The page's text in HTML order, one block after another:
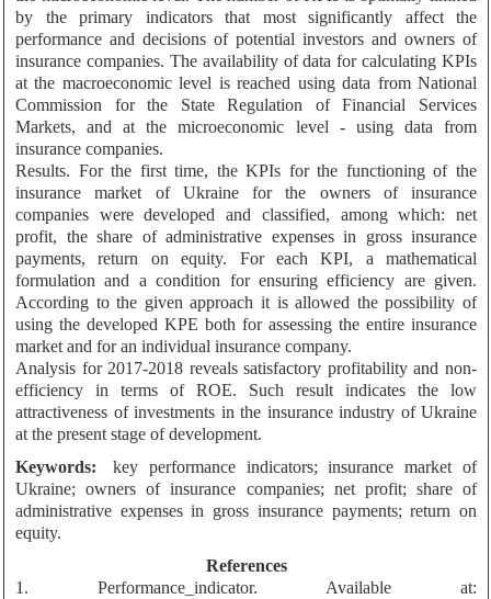
by the primary indicators that most significantly affect the
performance and decisions of potential investors and owners of
insurance companies. The availability of data for calculating KPIs
at the macroeconomic level is reached using data from National
Commission for the State Regulation of Financial Services
Markets, and at the microeconomic level - using data from
insurance companies.
Results. For the first time, the KPIs for the functioning of the
insurance market of Ukraine for the owners of insurance
companies were developed and classified, among which: net
profit, the share of administrative expenses in gross insurance
payments, return on equity. For each KPI, a mathematical
formulation and a condition for ensuring efficiency are given.
According to the given approach it is allowed the possibility of
using the developed KPE both for assessing the entire insurance
market and for an individual insurance company.
Analysis for 2017-2018 reveals satisfactory profitability and non-
efficiency in terms of ROE. Such result indicates the low
attractiveness of investments in the insurance industry of Ukraine
at the present stage of development.
Keywords:
key performance indicators; insurance market of
Ukraine; owners of insurance companies; net profit; share of
administrative expenses in gross insurance payments; return on
equity.
References
1. Performance_indicator. Available at: